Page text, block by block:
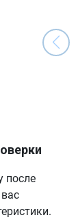
после